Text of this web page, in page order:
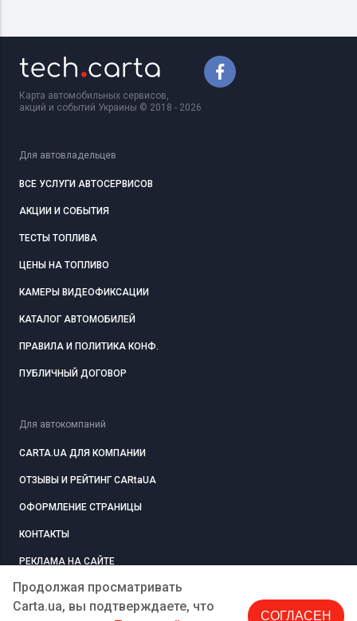
Продолжая просматривать
Carta.ua, вы подтверждаете, что
СОГЛАСЕН
Карта автомобильных сервисов,
акций и событий Украины © 2018 - 2026
Для автовладельцев
ВСЕ УСЛУГИ АВТОСЕРВИСОВ
АКЦИИ И СОБЫТИЯ
ТЕСТЫ ТОПЛИВА
ЦЕНЫ НА ТОПЛИВО
КАМЕРЫ ВИДЕОФИКСАЦИИ
КАТАЛОГ АВТОМОБИЛЕЙ
ПРАВИЛА И ПОЛИТИКА КОНФ.
ПУБЛИЧНЫЙ ДОГОВОР
Для автокомпаний
CARTA.UA ДЛЯ КОМПАНИИ
ОТЗЫВЫ И РЕЙТИНГ CARtaUA
ОФОРМЛЕНИЕ СТРАНИЦЫ
КОНТАКТЫ
РЕКЛАМА НА САЙТЕ